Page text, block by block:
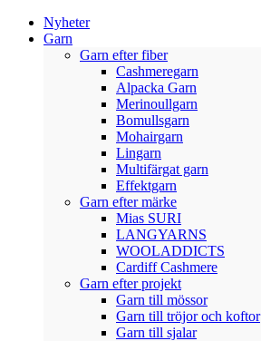
Nyheter
Garn
Garn efter fiber
Cashmeregarn
Alpacka Garn
Merinoullgarn
Bomullsgarn
Mohairgarn
Lingarn
Multifärgat garn
Effektgarn
Garn efter märke
Mias SURI
LANGYARNS
WOOLADDICTS
Cardiff Cashmere
Garn efter projekt
Garn till mössor
Garn till tröjor och koftor
Garn till sjalar